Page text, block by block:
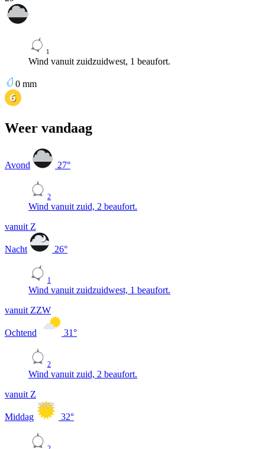
1
Wind vanuit zuidzuidwest, 1 beaufort.
0 mm
Weer vandaag
Avond 27°
2
Wind vanuit zuid, 2 beaufort.
vanuit Z
Nacht 26°
1
Wind vanuit zuidzuidwest, 1 beaufort.
vanuit ZZW
Ochtend 31°
2
Wind vanuit zuid, 2 beaufort.
vanuit Z
Middag 32°